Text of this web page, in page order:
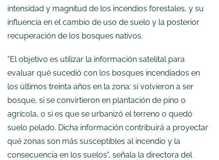
intensidad y magnitud de los incendios forestales, y su
influencia en el cambio de uso de suelo y la posterior
recuperación de los bosques nativos.
“El objetivo es utilizar la información satelital para
evaluar qué sucedió con los bosques incendiados en
los últimos treinta años en la zona: si volvieron a ser
bosque, si se convirtieron en plantación de pino o
agrícola, o si es que se urbanizó el terreno o quedó
suelo pelado. Dicha información contribuirá a proyectar
qué zonas son más susceptibles al incendio y la
consecuencia en los suelos”, señala la directora del